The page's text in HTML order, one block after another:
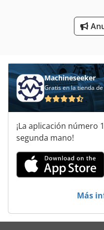
Machineseeker
Gratis en la tienda
¡La aplicación número
segunda mano!
Más